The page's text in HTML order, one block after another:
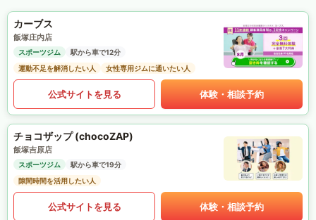
カーブス
飯塚庄内店
スポーツジム
駅から車で12分
運動不足を解消したい人
女性専用ジムに通いたい人
公式サイトを見る 体験・相談予約
チョコザップ (chocoZAP)
飯塚吉原店
スポーツジム
駅から車で19分
隙間時間を活用したい人
公式サイトを見る 体験・相談予約